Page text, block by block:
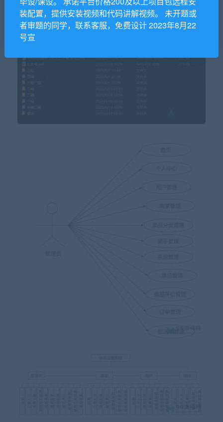
装配置，提供安装视频和代码讲解视频。 未开题或
者审题的同学，联系客服，免费设计 2023年8月22
号宣